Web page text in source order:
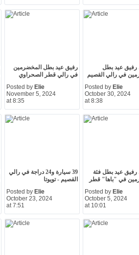
رفيق عيد بطل المخضرمين
في رالي قطر الصحراوي
Posted by Elie
November 5, 2024
at 8:35
رفيق عيد بطل
في رالي القصيم
Posted by Elie
October 30, 2024
at 8:38
39 سيارة و24 دراجة في رالي
القصيم - تويوتا
Posted by Elie
October 23, 2024
at 7:51
رفيق عيد بطل فئة
في "باها" قطر
Posted by Elie
October 5, 2024
at 10:01